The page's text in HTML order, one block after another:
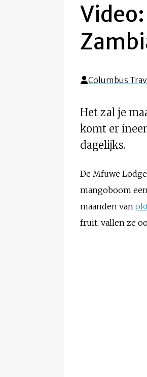
Columbus
Het zal je
komt er
dagelijks.
De Mfuwe
mangoboom
maanden van
fruit, vallen ze